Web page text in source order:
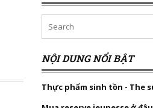
NỘI DUNG NỔI BẬT
Thực phẩm sinh tồn - The